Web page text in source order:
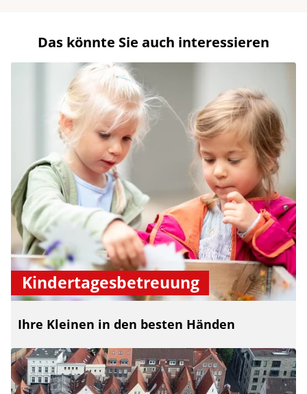
Das könnte Sie auch interessieren
Kindertagesbetreuung
Ihre Kleinen in den besten Händen